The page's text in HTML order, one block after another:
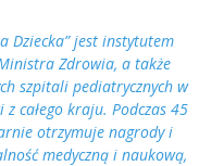
Dziecka” jest instytutem
Zdrowia, a także
szpitali pediatrycznych w
z całego kraju. Podczas 45
otrzymuje nagrody i
medyczną i naukową,